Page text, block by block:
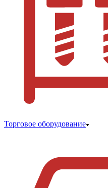
Торговое оборудование